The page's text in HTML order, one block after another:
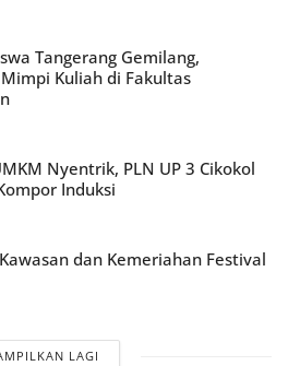
Tangerang Gemilang,
Kuliah di Fakultas
Nyentrik, PLN UP 3 Cikokol
Induksi
dan Kemeriahan Festival
LAGI